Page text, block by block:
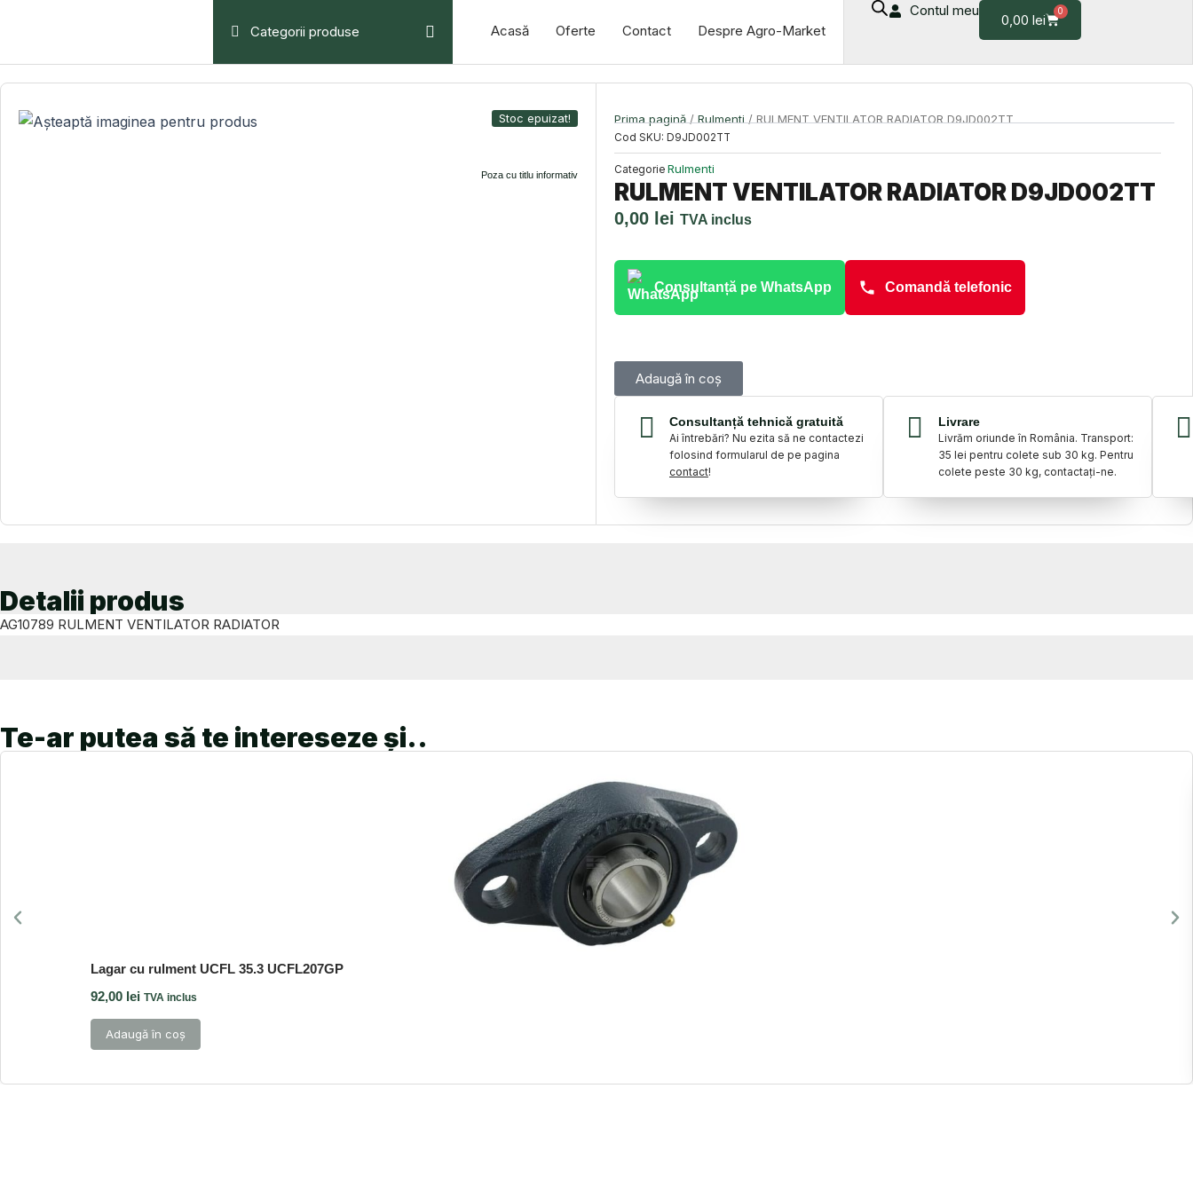
Categorii produse Acasă Oferte Contact Despre Agro-Market
Contul meu
0,00 lei
0
Cart
Stoc epuizat!
Poza cu titlu informativ
Prima pagină / Rulmenti / RULMENT VENTILATOR RADIATOR D9JD002TT
Cod SKU: D9JD002TT
Categorie Rulmenti
RULMENT VENTILATOR RADIATOR D9JD002TT
0,00 lei TVA inclus
Consultanță pe WhatsApp Comandă telefonic
Adaugă în coș
Consultanță tehnică gratuită
Ai întrebări? Nu ezita să ne contactezi
folosind formularul de pe pagina
contact!
Livrare
Livrăm oriunde în România. Transport:
35 lei pentru colete sub 30 kg. Pentru
colete peste 30 kg, contactați-ne.
Detalii produs
AG10789 RULMENT VENTILATOR RADIATOR
Te-ar putea să te intereseze și..
Lagar cu rulment UCFL 35.3 UCFL207GP
92,00 lei TVA inclus
Adaugă în coș